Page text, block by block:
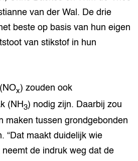
van der Wal. De drie
beste op basis van hun eigen
van stikstof in hun
x) zouden ook
(NH3) nodig zijn. Daarbij zou
maken tussen grondgebonden
“Dat maakt duidelijk wie
de indruk weg dat de